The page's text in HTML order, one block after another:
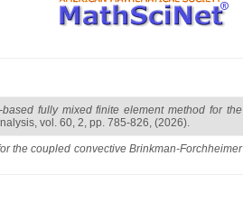
fully mixed finite element method for the
vol. 60, 2, pp. 785-826, (2026).
the coupled convective Brinkman-Forchheimer